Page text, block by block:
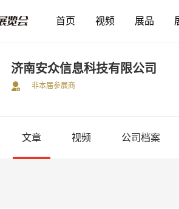
首页 视频 展品
济南安众信息科技有限公司
非本届参展商
文章 视频 公司档案